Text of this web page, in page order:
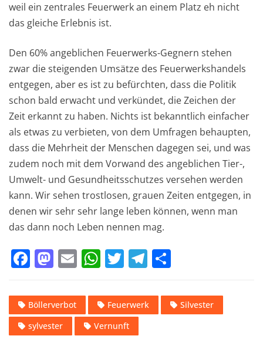
weil ein zentrales Feuerwerk an einem Platz eh nicht
das gleiche Erlebnis ist.
Den 60% angeblichen Feuerwerks-Gegnern stehen
zwar die steigenden Umsätze des Feuerwerkshandels
entgegen, aber es ist zu befürchten, dass die Politik
schon bald erwacht und verkündet, die Zeichen der
Zeit erkannt zu haben. Nichts ist bekanntlich einfacher
als etwas zu verbieten, von dem Umfragen behaupten,
dass die Mehrheit der Menschen dagegen sei, und was
zudem noch mit dem Vorwand des angeblichen Tier-,
Umwelt- und Gesundheitsschutzes versehen werden
kann. Wir sehen trostlosen, grauen Zeiten entgegen, in
denen wir sehr sehr lange leben können, wenn man
das dann noch Leben nennen mag.
F
c
e
b
M
st
o
d
E
ai
l
W
at
s
A
T
it
te
r
T
e
gr
le
n
Böllerverbot Feuerwerk
Silvester
sylvester
Vernunft